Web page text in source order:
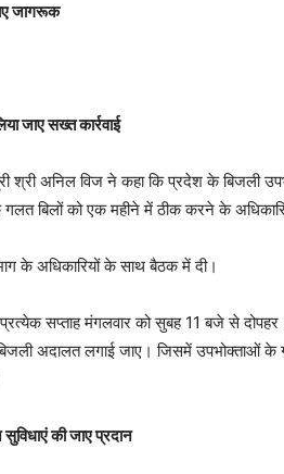
जागरूक
जाए सख्त कार्रवाई
श्री अनिल विज ने कहा कि प्रदेश के बिजली
बिलों को एक महीने में ठीक करने के
के अधिकारियों के साथ बैठक में दी।
प्रत्येक सप्ताह मंगलवार को सुबह 11 बजे से
अदालत लगाई जाए। जिसमें उपभोक्ताओं के
की जाए प्रदान